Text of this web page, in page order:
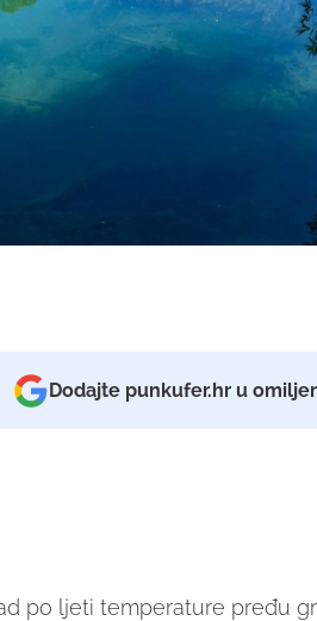
Dodajte punkufer.hr u
po ljeti temperature pređu